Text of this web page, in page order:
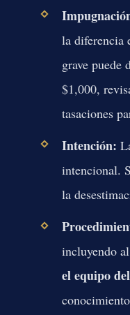
la diferencia
grave puede
$1,000,
tasaciones
Intención:
intencional.
la
incluyendo
el equipo